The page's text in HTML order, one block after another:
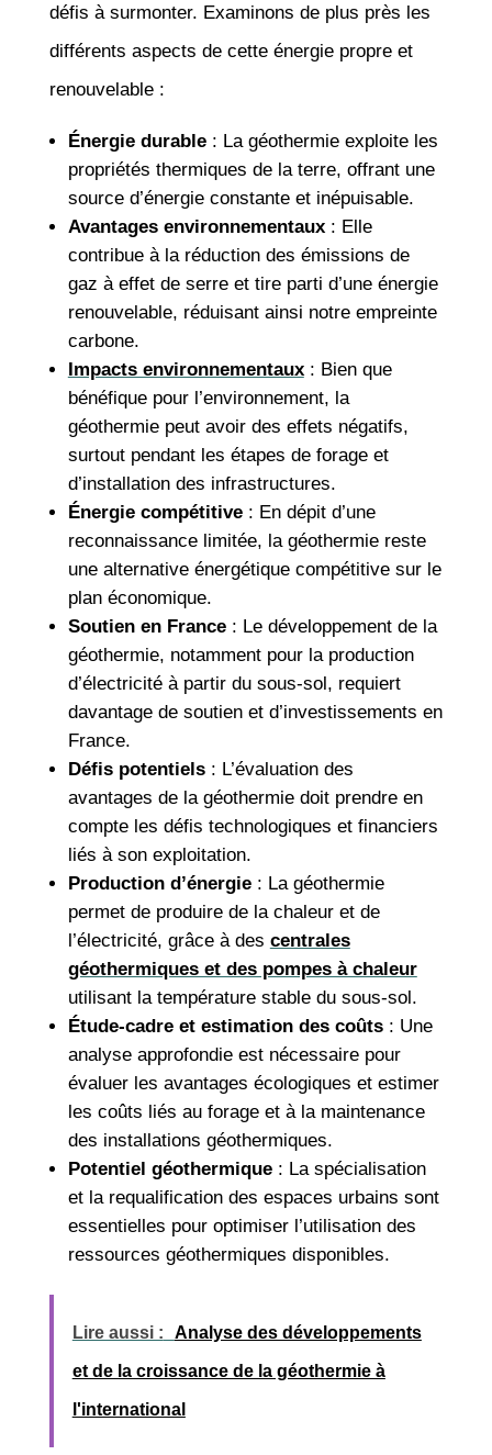
défis à surmonter. Examinons de plus près les
différents aspects de cette énergie propre et
renouvelable :
Énergie durable: La géothermie exploite les
propriétés thermiques de la terre, offrant une
source d’énergie constante et inépuisable.
Avantages environnementaux: Elle
contribue à la réduction des émissions de
gaz à effet de serre et tire parti d’une énergie
renouvelable, réduisant ainsi notre empreinte
carbone.
Impacts environnementaux: Bien que
bénéfique pour l’environnement, la
géothermie peut avoir des effets négatifs,
surtout pendant les étapes de forage et
d’installation des infrastructures.
Énergie compétitive: En dépit d’une
reconnaissance limitée, la géothermie reste
une alternative énergétique compétitive sur le
plan économique.
Soutien en France: Le développement de la
géothermie, notamment pour la production
d’électricité à partir du sous-sol, requiert
davantage de soutien et d’investissements en
France.
Défis potentiels: L’évaluation des
avantages de la géothermie doit prendre en
compte les défis technologiques et financiers
liés à son exploitation.
Production d’énergie : La géothermie
permet de produire de la chaleur et de
l’électricité, grâce à des centrales
géothermiques et des pompes à chaleur
utilisant la température stable du sous-sol.
Étude-cadre et estimation des coûts: Une
analyse approfondie est nécessaire pour
évaluer les avantages écologiques et estimer
les coûts liés au forage et à la maintenance
des installations géothermiques.
Potentiel géothermique: La spécialisation
et la requalification des espaces urbains sont
essentielles pour optimiser l’utilisation des
ressources géothermiques disponibles.
Lire aussi : Analyse des développements
et de la croissance de la géothermie à
l'international